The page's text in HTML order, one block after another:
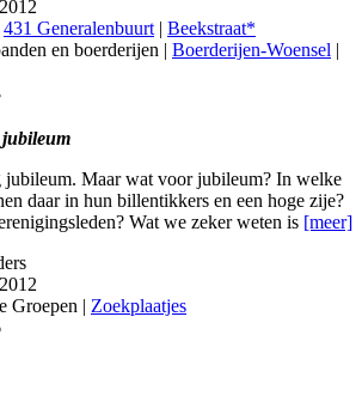
431 Generalenbuurt | Beekstraat*
en boerderijen | Boerderijen-Woensel |
Maar wat voor jubileum? In welke
daar in hun billentikkers en een hoge zije?
Wat we zeker weten is [meer]
Groepen | Zoekplaatjes